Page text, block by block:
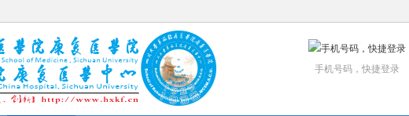
手机号码，快捷登录